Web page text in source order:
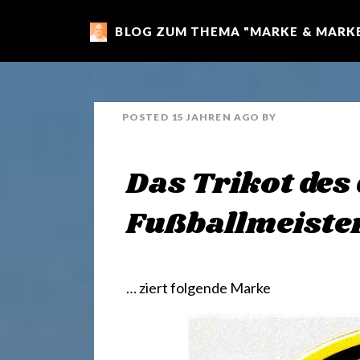
m
a
BLOG ZUM THEMA "MARKE &
POSTED 15 JAHREN AGO BY
Das Trikot des
… ziert folgende Marke